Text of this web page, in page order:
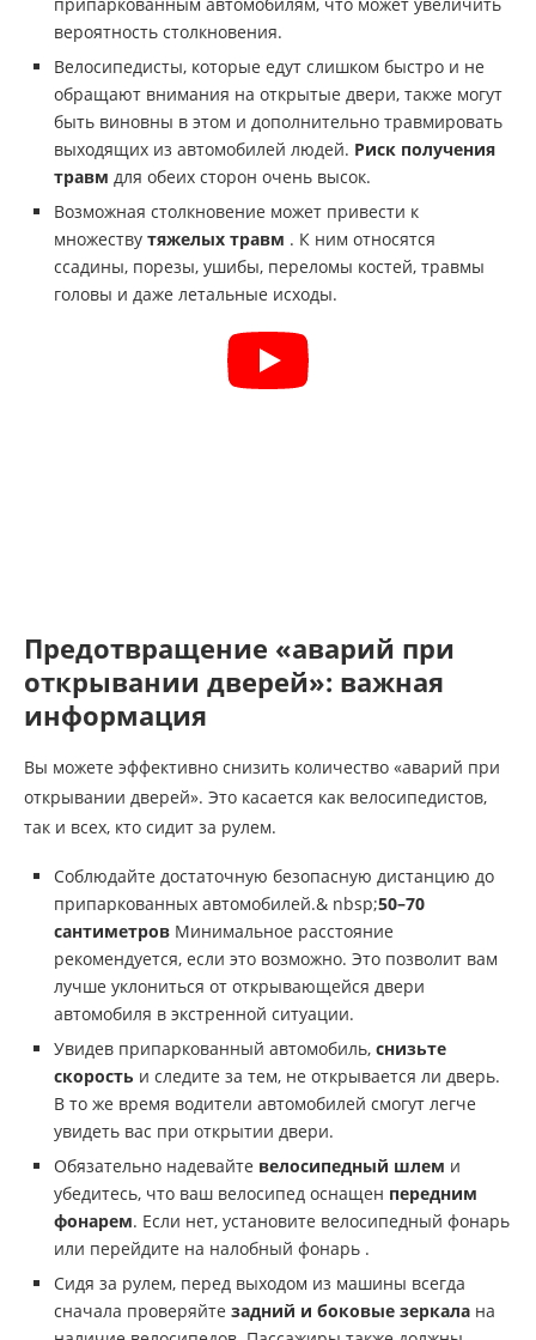
вероятность столкновения.
Велосипедисты, которые едут слишком быстро и не
обращают внимания на открытые двери, также могут
быть виновны в этом и дополнительно травмировать
выходящих из автомобилей людей. Риск получения
травм для обеих сторон очень высок.
Возможная столкновение может привести к
множеству тяжелых травм . К ним относятся
ссадины, порезы, ушибы, переломы костей, травмы
головы и даже летальные исходы.
Предотвращение «аварий при
открывании дверей»: важная
информация
Вы можете эффективно снизить количество «аварий при
открывании дверей». Это касается как велосипедистов,
так и всех, кто сидит за рулем.
Соблюдайте достаточную безопасную дистанцию до
припаркованных автомобилей.& nbsp;50–70
сантиметров Минимальное расстояние
рекомендуется, если это возможно. Это позволит вам
лучше уклониться от открывающейся двери
автомобиля в экстренной ситуации.
Увидев припаркованный автомобиль, снизьте
скорость и следите за тем, не открывается ли дверь.
В то же время водители автомобилей смогут легче
увидеть вас при открытии двери.
Обязательно надевайте велосипедный шлем и
убедитесь, что ваш велосипед оснащен передним
фонарем. Если нет, установите велосипедный фонарь
или перейдите на налобный фонарь .
Сидя за рулем, перед выходом из машины всегда
сначала проверяйте задний и боковые зеркала на